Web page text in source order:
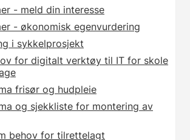
- meld din interesse
- økonomisk egenvurdering
i sykkelprosjekt
for digitalt verktøy til IT for skole
frisør og hudpleie
og sjekkliste for montering av
behov for tilrettelagt